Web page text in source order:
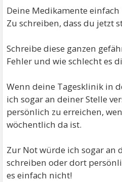
Deine Medikamente
Zu schreiben, dass du jetzt
Schreibe diese ganzen
Fehler und wie schlecht es
Wenn deine Tagesklinik in
ich sogar an deiner Stelle
persönlich zu erreichen,
wöchentlich da ist.
Zur Not würde ich sogar an
schreiben oder dort
es einfach nicht!